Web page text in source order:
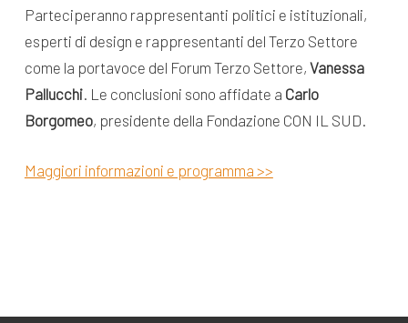
Parteciperanno rappresentanti politici e istituzionali,
esperti di design e rappresentanti del Terzo Settore
come la portavoce del Forum Terzo Settore, Vanessa
Pallucchi. Le conclusioni sono affidate a Carlo
Borgomeo, presidente della Fondazione CON IL SUD.
Maggiori informazioni e programma >>